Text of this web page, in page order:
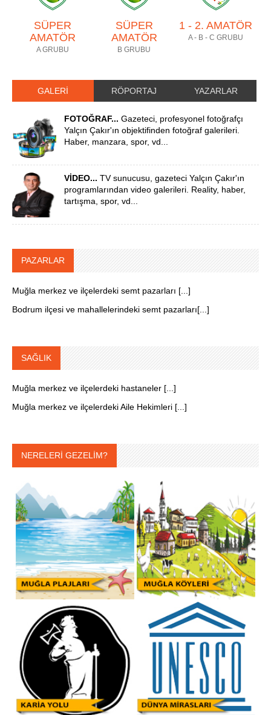
SÜPER
AMATÖR
A GRUBU
SÜPER
AMATÖR
B GRUBU
1 - 2. AMATÖR
A - B - C GRUBU
GALERİ RÖPORTAJ YAZARLAR
FOTOĞRAF... Gazeteci, profesyonel fotoğrafçı
Yalçın Çakır'ın objektifinden fotoğraf galerileri.
Haber, manzara, spor, vd...
VİDEO... TV sunucusu, gazeteci Yalçın Çakır'ın
programlarından video galerileri. Reality, haber,
tartışma, spor, vd...
PAZARLAR
Muğla merkez ve ilçelerdeki semt pazarları [...]
Bodrum ilçesi ve mahallelerindeki semt pazarları[...]
SAĞLIK
Muğla merkez ve ilçelerdeki hastaneler [...]
Muğla merkez ve ilçelerdeki Aile Hekimleri [...]
NERELERİ GEZELİM?